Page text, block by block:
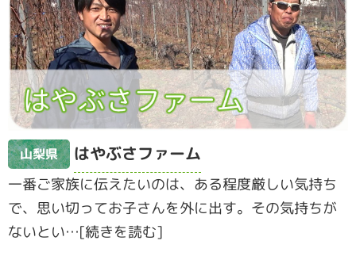
山梨県 はやぶさファーム
一番ご家族に伝えたいのは、ある程度厳しい気持ち
で、思い切ってお子さんを外に出す。その気持ちが
ないとい…[続きを読む]